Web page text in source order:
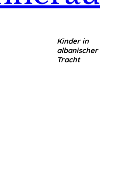
Kinder in
albanischer
Tracht